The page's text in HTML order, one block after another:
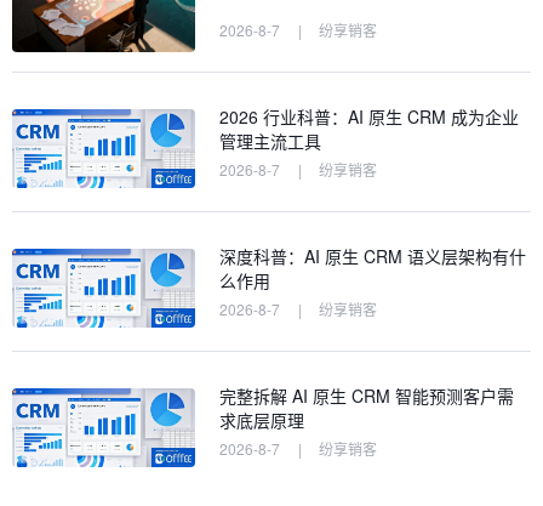
2026-8-7 | 纷享销客
2026 行业科普：AI 原生 CRM 成为企业
管理主流工具
2026-8-7 | 纷享销客
深度科普：AI 原生 CRM 语义层架构有什
么作用
2026-8-7 | 纷享销客
完整拆解 AI 原生 CRM 智能预测客户需
求底层原理
2026-8-7 | 纷享销客